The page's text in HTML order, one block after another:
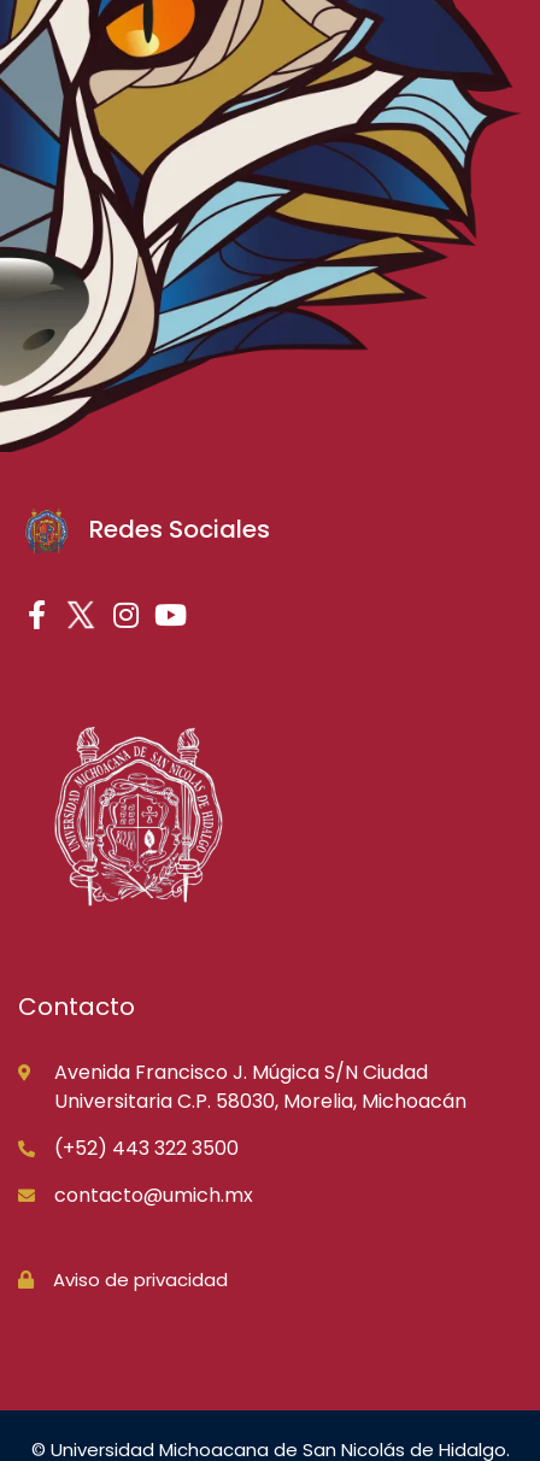
Redes Sociales
Contacto
Avenida Francisco J. Múgica S/N Ciudad
Universitaria C.P. 58030, Morelia, Michoacán
(+52) 443 322 3500
contacto@umich.mx
Aviso de privacidad
© Universidad Michoacana de San Nicolás de Hidalgo.